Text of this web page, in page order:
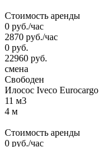
Стоимость аренды
0 руб./час
2870 руб./час
0 руб.
22960 руб.
смена
Свободен
Илосос Iveco Eurocargo
11 м3
4 м
Стоимость аренды
0 руб./час